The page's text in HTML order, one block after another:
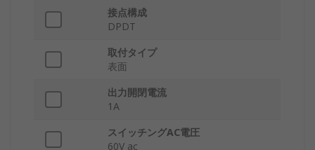
接点構成
DPDT
取付タイプ
表面
出力開閉電流
1A
スイッチングAC電圧
60V ac